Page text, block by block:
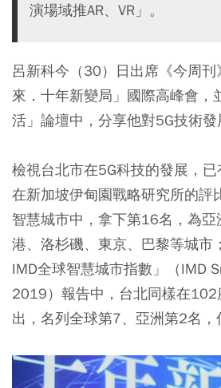
演場域推AR、VR」。
呂新科今（30）日出席《今周
來．十年新變局」國際高峰會，
活」論壇中，分享他對5G技術發
檢視台北市在5G科技的發展，
在新加坡伊甸園戰略研究所的評
智慧城市中，拿下第16名，為
港、洛杉磯、東京、巴黎等城市
IMD全球智慧城市指數」（IMD
2019）報告中，台北同樣在102
出，名列全球第7、亞洲第2名，